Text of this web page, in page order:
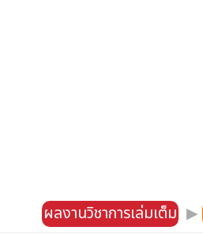
ผลงานวิชาการเล่มเต็ม ▶